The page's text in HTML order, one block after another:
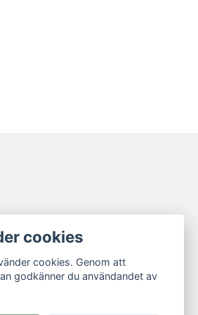
cookies
cookies. Genom att
godkänner du användandet av